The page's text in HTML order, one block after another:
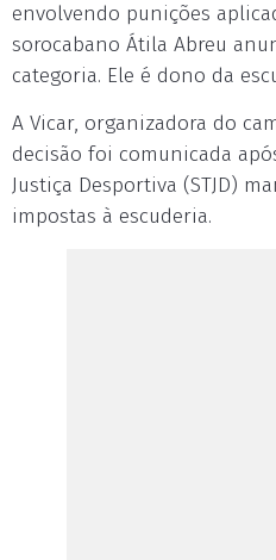
envolvendo punições
sorocabano Átila Abreu
categoria. Ele é dono da
A Vicar, organizadora do
decisão foi comunicada
Justiça Desportiva (STJD)
impostas à escuderia.